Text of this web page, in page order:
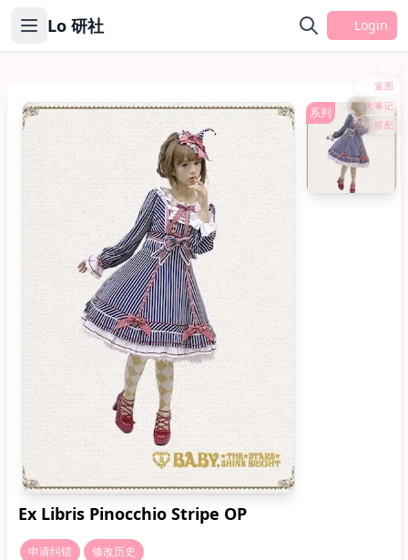
Lo 研社 Login
返图
大事记
搭配
OP 系列
Ex Libris Pinocchio Stripe OP
申请纠错 修改历史